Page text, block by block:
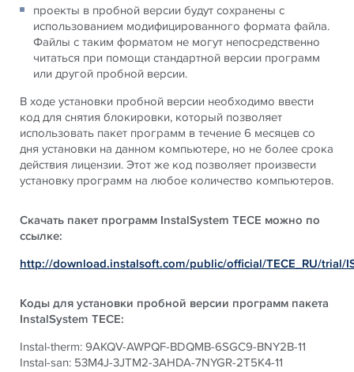
проекты в пробной версии будут сохранены с
использованием модифицированного формата файла.
Файлы с таким форматом не могут непосредственно
читаться при помощи стандартной версии программ
или другой пробной версии.
В ходе установки пробной версии необходимо ввести
код для снятия блокировки, который позволяет
использовать пакет программ в течение 6 месяцев со
дня установки на данном компьютере, но не более срока
действия лицензии. Этот же код позволяет произвести
установку программ на любое количество компьютеров.
Скачать пакет программ InstalSystem TECE можно по
ссылке:
http://download.instalsoft.com/public/official/TECE_RU/trial/
Коды для установки пробной версии программ пакета
InstalSystem TECE:
Instal-therm:9AKQV-AWPQF-BDQMB-6SGC9-BNY2B-11
Instal-san: 53M4J-3JTM2-3AHDA-7NYGR-2T5K4-11